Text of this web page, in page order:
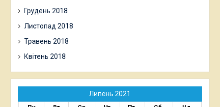
Грудень 2018
Листопад 2018
Травень 2018
Квітень 2018
Липень 2021